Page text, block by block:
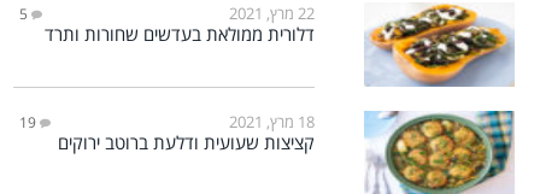
22 מרץ, 2021 5
דלורית ממולאת בעדשים שחורות ותרד
18 מרץ, 2021 19
קציצות שעועית ודלעת ברוטב ירוקים